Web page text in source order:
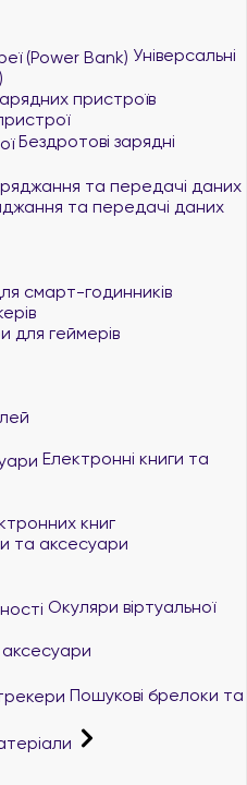
Універсальні
пристроїв
Бездротові зарядні
та передачі даних
смарт-годинників
для геймерів
Електронні книги та
книг
та аксесуари
Окуляри віртуальної
аксесуари
Пошукові брелоки та